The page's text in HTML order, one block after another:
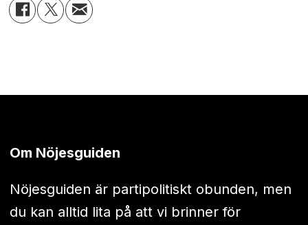
Om Nöjesguiden
Nöjesguiden är partipolitiskt obunden, men
du kan alltid lita på att vi brinner för